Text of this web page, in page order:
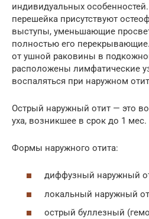
индивидуальных
перешейка присутствуют
выступы, уменьшающие
полностью его
от ушной раковины в
расположены лимфатические
воспаляться при наружном
Острый наружный отит — это
уха, возникшее в срок до 1 мес.
Формы наружного отита:
диффузный наружный
локальный наружный
острый буллезный